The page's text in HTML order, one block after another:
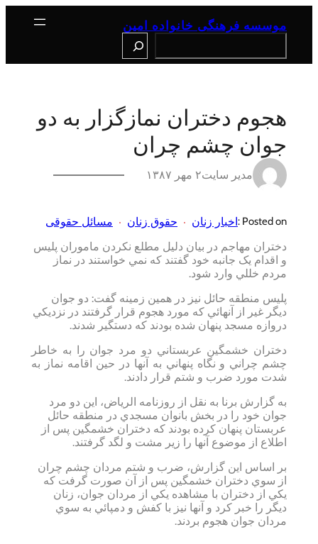
موسسه فرهنگی خانواده امین
هجوم دختران نمازگزار به دو
جوان چشم چران
مدیر سایت۲ مهر ۱۳۸۷
Posted on : اخبار زنان حقوق زنان
مسائل حقوقی
دختران مهاجم در بيان دليل مطلع نکردن ماموران پليس
و اقدام يک جانبه خود گفتند که نمي خواستند در نماز
مردم خللي وارد شود.
پليس منطقه حائل نيز در همين زمينه گفت: دو جوان
ديگر غير از آنهائي که مورد هجوم قرار گرفتند در نزديکي
دروازه مسجد پنهان شده بودند که دستگير شدند.
دختران خشمگين عربستاني دو مرد جوان را به خاطر
چشم چراني و نگاه پنهاني به آنها در حين اقامه نماز به
شدت مورد ضرب و شتم قرار دادند.
به گزارش برنا به نقل از روزنامه الرياض، اين دو مرد
جوان خود را در بخش بانوان مسجدي در منطقه حائل
عربستان پنهان کرده بودند که دختران خشمگين پس از
اطلاع از موضوع آنها را زير مشت و لگد گرفتند.
بر اساس اين گزارش، ضرب و شتم مردان چشم چران
از سوي دختران خشمگين پس از آن صورت گرفت که
يکي از دختران با مشاهده يکي از مردان جوان، زنان
ديگر را خبر کرد و آنها نيز با کفش و دمپائي به سوي
مردان جوان هجوم بردند.